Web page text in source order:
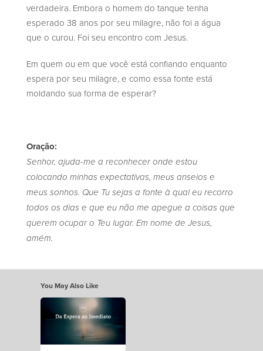
verdadeira. Embora o homem do tanque tenha
esperado 38 anos por seu milagre, não foi a água
que o curou. Foi seu encontro com Jesus.
Em quem ou em que você está confiando enquanto
espera por seu milagre, e como essa fonte está
moldando sua forma de esperar?
Oração:
Senhor, ajuda-me a reconhecer onde estou
colocando minhas expectativas, meus anseios e
meus sonhos. Que Tu sejas a fonte à qual eu recorro
todos os dias e que eu não me apegue a coisas que
querem ocupar o Teu lugar. Em nome de Jesus,
amém.
You May Also Like